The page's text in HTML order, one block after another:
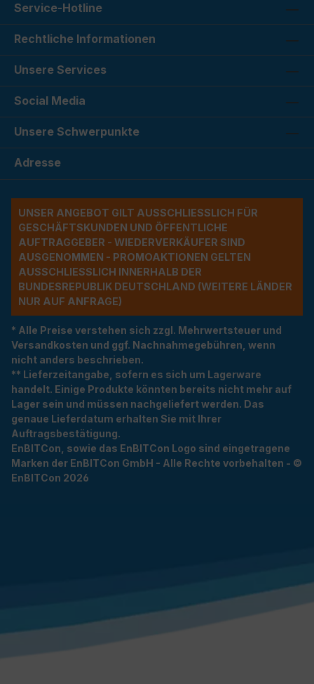
Service-Hotline
Rechtliche Informationen
Unsere Services
Social Media
Unsere Schwerpunkte
Adresse
UNSER ANGEBOT GILT AUSSCHLIESSLICH FÜR G
ESCHÄFTSKUNDEN UND ÖFFENTLICHE A
UFTRAGGEBER - WIEDERVERKÄUFER SIND A
USGENOMMEN - PROMOAKTIONEN GELTEN A
USSCHLIESSLICH INNERHALB DER BU
NDESREPUBLIK DEUTSCHLAND (WEITERE LÄNDER NU
R AUF ANFRAGE)
* Alle Preise verstehen sich zzgl. Mehrwertsteuer und
Versandkosten und ggf. Nachnahmegebühren, wenn
nicht anders beschrieben.
** Lieferzeitangabe, sofern es sich um Lagerware
handelt. Einige Produkte könnten bereits nicht mehr auf
Lager sein und müssen nachgeliefert werden. Das
genaue Lieferdatum erhalten Sie mit Ihrer
Auftragsbestätigung.
EnBITCon, sowie das EnBITCon Logo sind eingetragene
Marken der EnBITCon GmbH - Alle Rechte vorbehalten - ©
EnBITCon 2026